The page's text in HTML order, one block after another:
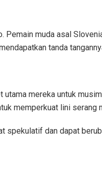
muda asal
tanda
mereka untuk
memperkuat lini serang
spekulatif dan dapat